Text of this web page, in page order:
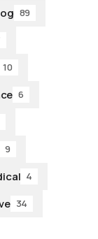
89
10
6
9
4
34